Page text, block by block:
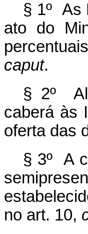
§ 1º As
ato do
caput.
§ 2º
caberá às
oferta das
§ 3º A
no art. 10,